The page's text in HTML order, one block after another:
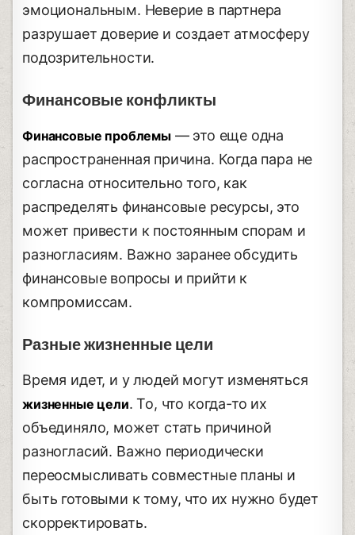
эмоциональным. Неверие в партнера
разрушает доверие и создает атмосферу
подозрительности.
Финансовые конфликты
Финансовые проблемы— это еще одна
распространенная причина. Когда пара не
согласна относительно того, как
распределять финансовые ресурсы, это
может привести к постоянным спорам и
разногласиям. Важно заранее обсудить
финансовые вопросы и прийти к
компромиссам.
Разные жизненные цели
Время идет, и у людей могут изменяться
жизненные цели. То, что когда-то их
объединяло, может стать причиной
разногласий. Важно периодически
переосмысливать совместные планы и
быть готовыми к тому, что их нужно будет
скорректировать.